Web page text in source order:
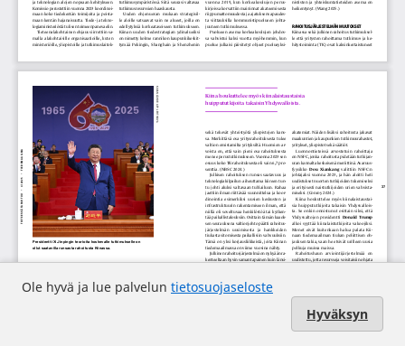
Ole hyvä ja lue palvelun tietosuojaseloste
Hyväksyn